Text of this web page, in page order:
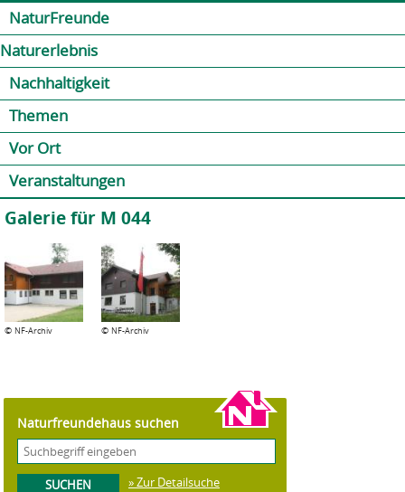
NaturFreunde
Naturerlebnis
Nachhaltigkeit
Themen
Vor Ort
Veranstaltungen
Galerie für M 044
© NF-Archiv © NF-Archiv
Naturfreundehaus suchen
» Zur Detailsuche